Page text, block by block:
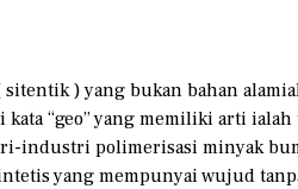
) yang bukan bahan
“geo” yang memiliki arti
industri polimerisasi minyak
yang mempunyai wujud